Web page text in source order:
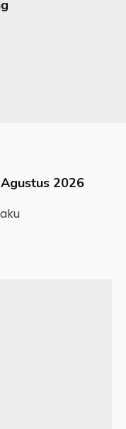
Agustus 2026